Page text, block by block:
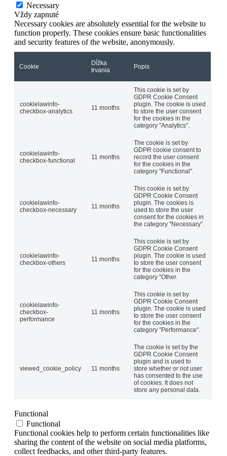
Necessary
Vždy zapnuté
Necessary cookies are absolutely essential for the website to
function properly. These cookies ensure basic functionalities
and security features of the website, anonymously.
Cookie
Dĺžka
trvania
Popis
cookielawinfo-
checkbox-analytics
11 months
This cookie is set by
GDPR Cookie Consent
plugin. The cookie is used
to store the user consent
for the cookies in the
category "Analytics".
cookielawinfo-
checkbox-functional
11 months
The cookie is set by
GDPR cookie consent to
record the user consent
for the cookies in the
category "Functional".
cookielawinfo-
checkbox-necessary
11 months
This cookie is set by
GDPR Cookie Consent
plugin. The cookies is
used to store the user
consent for the cookies in
the category "Necessary".
cookielawinfo-
checkbox-others
11 months
This cookie is set by
GDPR Cookie Consent
plugin. The cookie is used
to store the user consent
for the cookies in the
category "Other.
cookielawinfo-
checkbox-
performance
11 months
This cookie is set by
GDPR Cookie Consent
plugin. The cookie is used
to store the user consent
for the cookies in the
category "Performance".
viewed_cookie_policy 11 months
The cookie is set by the
GDPR Cookie Consent
plugin and is used to
store whether or not user
has consented to the use
of cookies. It does not
store any personal data.
Functional
Functional
Functional cookies help to perform certain functionalities like
sharing the content of the website on social media platforms,
collect feedbacks, and other third-party features.